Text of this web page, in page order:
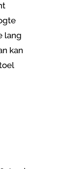
lang
kan